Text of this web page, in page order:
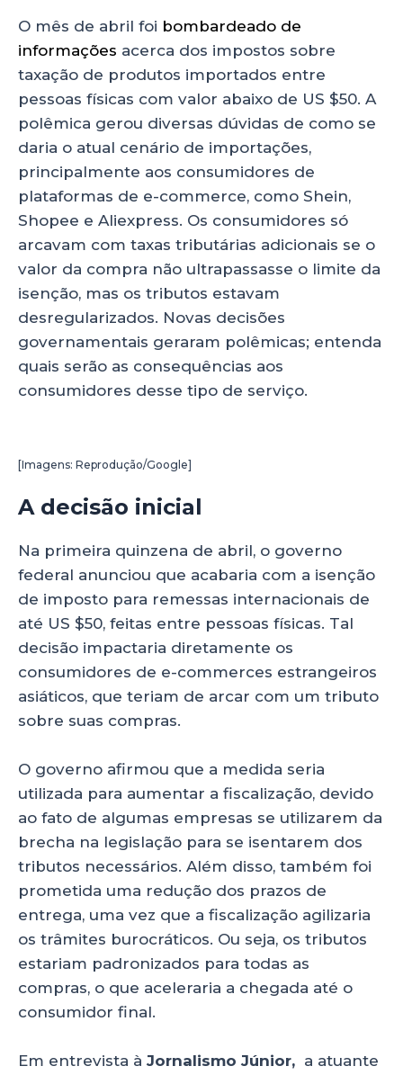
a
ts
A
p
p
c
e
b
o
o
k
k
e
dI
n
a
re
O mês de abril foi bombardeado de
informações acerca dos impostos sobre
taxação de produtos importados entre
pessoas físicas com valor abaixo de US $50. A
polêmica gerou diversas dúvidas de como se
daria o atual cenário de importações,
principalmente aos consumidores de
plataformas de e-commerce, como Shein,
Shopee e Aliexpress. Os consumidores só
arcavam com taxas tributárias adicionais se o
valor da compra não ultrapassasse o limite da
isenção, mas os tributos estavam
desregularizados. Novas decisões
governamentais geraram polêmicas; entenda
quais serão as consequências aos
consumidores desse tipo de serviço.
[Imagens: Reprodução/Google]
A decisão inicial
Na primeira quinzena de abril, o governo
federal anunciou que acabaria com a isenção
de imposto para remessas internacionais de
até US $50, feitas entre pessoas físicas. Tal
decisão impactaria diretamente os
consumidores de e-commerces estrangeiros
asiáticos, que teriam de arcar com um tributo
sobre suas compras.
O governo afirmou que a medida seria
utilizada para aumentar a fiscalização, devido
ao fato de algumas empresas se utilizarem da
brecha na legislação para se isentarem dos
tributos necessários. Além disso, também foi
prometida uma redução dos prazos de
entrega, uma vez que a fiscalização agilizaria
os trâmites burocráticos. Ou seja, os tributos
estariam padronizados para todas as
compras, o que aceleraria a chegada até o
consumidor final.
Em entrevista à Jornalismo Júnior, a atuante